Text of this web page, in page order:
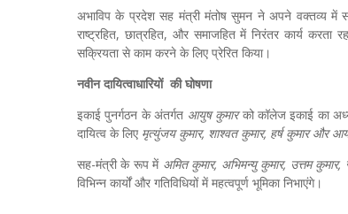
अभाविप के प्रदेश सह मंत्री मंतोष सुमन ने अपने वक्तव्य में
राष्ट्रहित, छात्रहित, और समाजहित में निरंतर कार्य
सक्रियता से काम करने के लिए प्रेरित किया।
नवीन दायित्वाधारियों की घोषणा
इकाई पुनर्गठन के अंतर्गत आयुष कुमारको कॉलेज इकाई का
दायित्व के लिए मृत्युंजय कुमार, शाश्वत कुमार, हर्ष कुमार और
सह-मंत्री के रूप में अमित कुमार, अभिमन्यु कुमार, उत्तम
विभिन्न कार्यों और गतिविधियों में महत्वपूर्ण भूमिका निभाएंगे।